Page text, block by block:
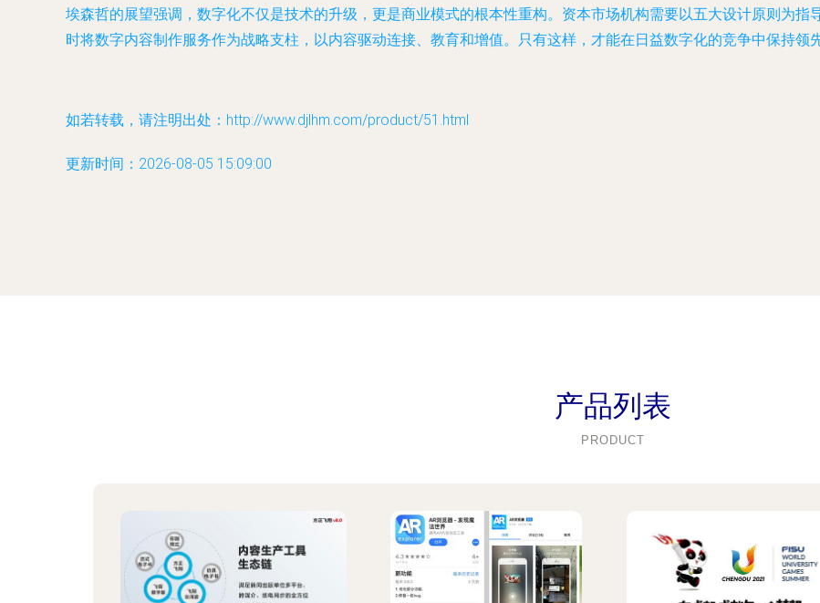
埃森哲的展望强调，数字化不仅是技术的升级，更是商业模式的根本性重构。资本市场机构需要以五大设计原则为
时将数字内容制作服务作为战略支柱，以内容驱动连接、教育和增值。只有这样，才能在日益数字化的竞争中保持领
如若转载，请注明出处：http://www.djlhm.com/product/51.html
更新时间：2026-08-05 15:09:00
产品列表
PRODUCT